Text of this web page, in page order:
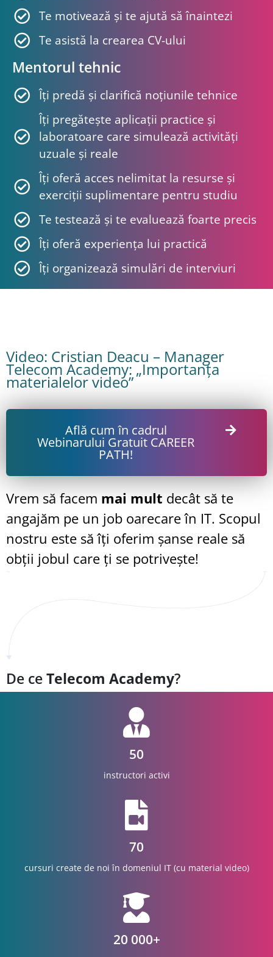
Te motivează și te ajută să înaintezi
Te asistă la crearea CV-ului
Mentorul tehnic
Îți predă și clarifică noțiunile tehnice
Îți pregătește aplicații practice și
laboratoare care simulează activități
uzuale și reale
Îți oferă acces nelimitat la resurse și
exerciții suplimentare pentru studiu
Te testează și te evaluează foarte precis
Îți oferă experiența lui practică
Îți organizează simulări de interviuri
Video: Cristian Deacu – Manager
Telecom Academy: „Importanța
materialelor video”
Află cum în cadrul
Webinarului Gratuit CAREER
PATH!
Vrem să facem mai mult decât să te
angajăm pe un job oarecare în IT. Scopul
nostru este să îți oferim șanse reale să
obții jobul care ți se potrivește!
De ceTelecom Academy?
50
instructori activi
70
cursuri create de noi în domeniul IT (cu material video)
20 000+